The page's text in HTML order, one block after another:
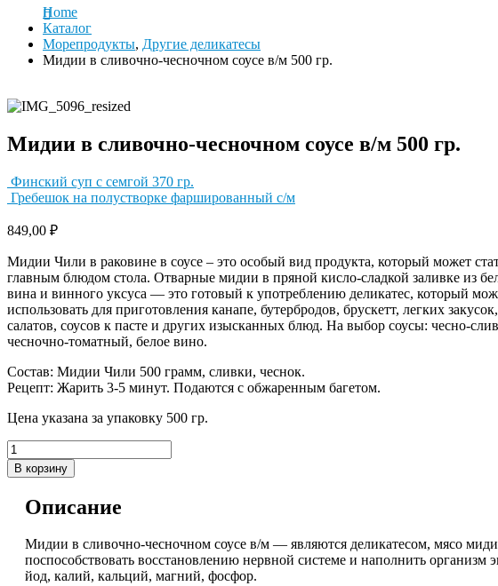
Home
Каталог
Морепродукты, Другие деликатесы
Мидии в сливочно-чесночном соусе в/м 500 гр.
Мидии в сливочно-чесночном соусе в/м 500 гр.
Финский суп с семгой 370 гр.
Гребешок на полустворке фаршированный с/м
849,00 ₽
Мидии Чили в раковине в соусе – это особый вид продукта, который может
главным блюдом стола. Отварные мидии в пряной кисло-сладкой заливке из
вина и винного уксуса — это готовый к употреблению деликатес, который
использовать для приготовления канапе, бутербродов, брускетт, легких закусок,
салатов, соусов к пасте и других изысканных блюд. На выбор соусы: чесно-
чесночно-томатный, белое вино.
Состав: Мидии Чили 500 грамм, сливки, чеснок.
Рецепт: Жарить 3-5 минут. Подаются с обжаренным багетом.
Цена указана за упаковку 500 гр.
В корзину
Описание
Мидии в сливочно-чесночном соусе в/м — являются деликатесом, мясо
поспособствовать восстановлению нервной системе и наполнить
йод, калий, кальций, магний, фосфор.